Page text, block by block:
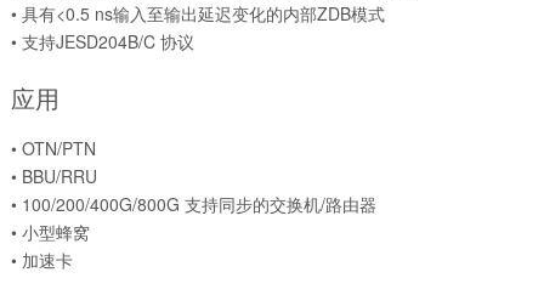
• 具有<0.5 ns输入至输出延迟变化的内部ZDB模式
• 支持JESD204B/C 协议
应用
• OTN/PTN
• BBU/RRU
• 100/200/400G/800G 支持同步的交换机/路由器
• 小型蜂窝
• 加速卡